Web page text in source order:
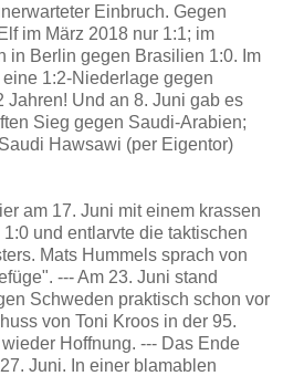
Einbruch. Gegen
im März 2018 nur 1:1; im
in Berlin gegen Brasilien 1:0. Im
1:2-Niederlage gegen
Jahren! Und an 8. Juni gab es
Sieg gegen Saudi-Arabien;
Hawsawi (per Eigentor)
am 17. Juni mit einem krassen
und entlarvte die taktischen
Mats Hummels sprach von
--- Am 23. Juni stand
Schweden praktisch schon vor
von Toni Kroos in der 95.
Hoffnung. --- Das Ende
Juni. In einer blamablen